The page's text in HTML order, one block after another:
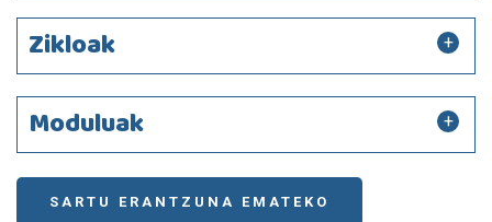
Zikloak
Moduluak
SARTU ERANTZUNA EMATEKO